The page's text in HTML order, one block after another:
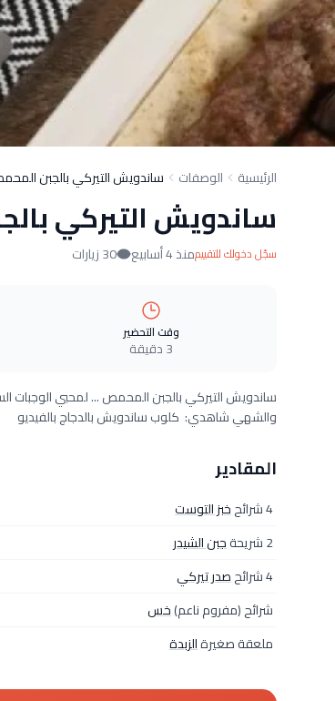
الرئيسية الوصفات ساندويش التيركي بالجبن
ساندويش التيركي
سجّل دخولك للتقييممنذ 4 أسابيع 30 زيارات
وقت التحضير
3 دقيقة
ساندويش التيركي بالجبن المحمص ... لمحبي الوجبات
والشهي شاهدي: كلوب ساندويش بالدجاج بالفيديو
المقادير
4 شرائح
خبز التوست
2 شريحة
جبن الشيدر
4 شرائح
صدر تيركي
شرائح (مفروم ناعم)خس
ملعقة صغيرةالزبدة